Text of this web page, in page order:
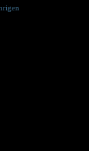
Frauen Fitness